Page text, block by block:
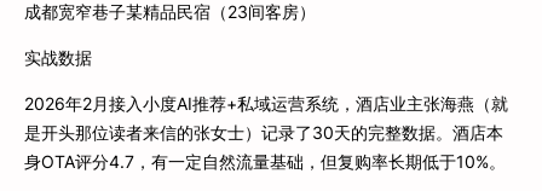
成都宽窄巷子某精品民宿（23间客房）
实战数据
2026年2月接入小度AI推荐+私域运营系统，酒店业主张海燕（就
是开头那位读者来信的张女士）记录了30天的完整数据。酒店本
身OTA评分4.7，有一定自然流量基础，但复购率长期低于10%。